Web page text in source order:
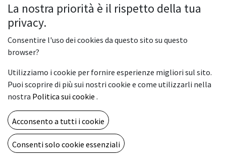
Copyright © Vemar sas
Fornito da - Il n° 1 tra gli
La nostra priorità è il rispetto della tua
privacy.
Consentire l'uso dei cookies da questo sito su questo
browser?
Utilizziamo i cookie per fornire esperienze migliori sul sito.
Puoi scoprire di più sui nostri cookie e come utilizzarli nella
nostra Politica sui cookie .
Acconsento a tutti i cookie
Consenti solo cookie essenziali